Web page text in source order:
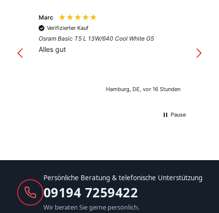
Marc
Verifizierter Kauf
Osram Basic T5 L 13W/640 Cool White G5
Alles gut
Hamburg, DE, vor 16 Stunden
Pause
Persönliche Beratung & telefonische Unterstützung
09194 7259422
Wir beraten Sie gerne persönlich.